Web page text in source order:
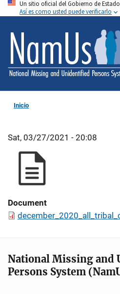
Pasar
al
contenido
principal
Un sitio oficial del Gobierno de
Así es como usted puede verificarlo
Inicio
Sat, 03/27/2021 - 20:08
Document
National Missing and
Persons System